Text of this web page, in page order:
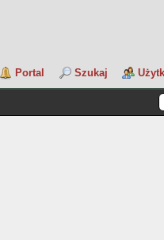
Portal Szukaj